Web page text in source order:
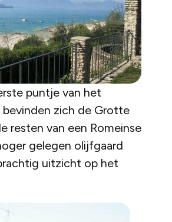
puntje van het
bevinden zich de Grotte
resten van een Romeinse
gelegen olijfgaard
uitzicht op het